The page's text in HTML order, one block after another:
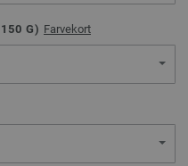
150 G) Farvekort